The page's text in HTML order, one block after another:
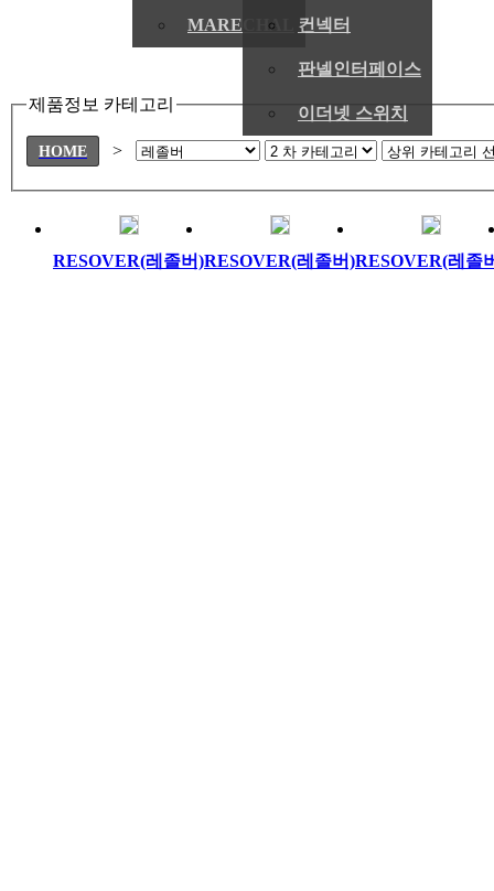
MARECHAL 컨넥터
판넬인터페이스
이더넷 스위치
제품정보 카테고리
HOME >
RESOVER(레졸버)RESOVER(레졸버)RESOVER(레졸